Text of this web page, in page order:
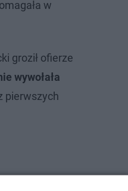
w
groził ofierze
wywołała
pierwszych